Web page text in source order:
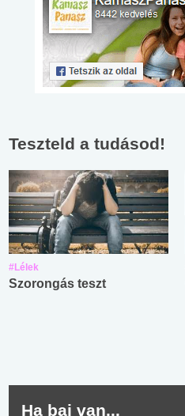
Teszteld a tudásod!
#Lélek
Szorongás teszt
Ha baj van...